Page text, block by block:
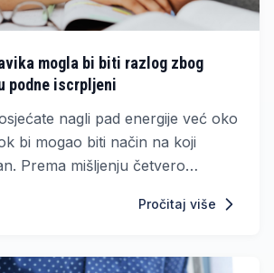
mogla bi biti razlog zbog
podne iscrpljeni
nagli pad energije već oko
bi mogao biti način na koji
Prema mišljenju četvero
umoru, razdražljivosti iPročitaj više